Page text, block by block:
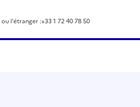
l'étranger :+33 1 72 40 78 50